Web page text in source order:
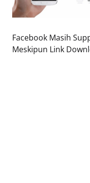
Facebook Masih
Meskipun Link